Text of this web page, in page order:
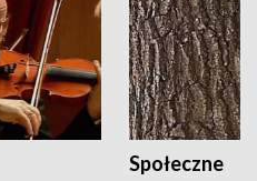
Społeczne